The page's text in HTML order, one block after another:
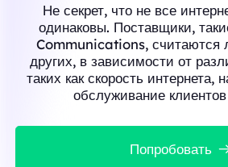
Не секрет, что не все
одинаковы. Поставщики,
Communications, считаются
других, в зависимости от
таких как скорость интернета,
обслуживание
Попробовать